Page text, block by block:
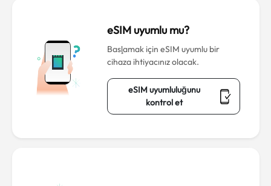
eSIM uyumlu mu?
Başlamak için eSIM uyumlu bir
cihaza ihtiyacınız olacak.
eSIM uyumluluğunu
kontrol et